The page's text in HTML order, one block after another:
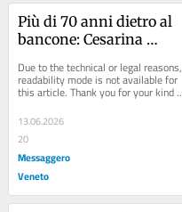
Più di 70 anni dietro al
bancone: Cesarina
l’ultimo della Bassa
friulana
Due to the technical or legal reasons,
readability mode is not available for
this article. Thank you for your kind
13.06.2026
20
Messaggero
Veneto